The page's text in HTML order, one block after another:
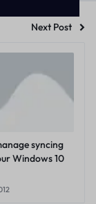
Next Post
syncing
Windows 10